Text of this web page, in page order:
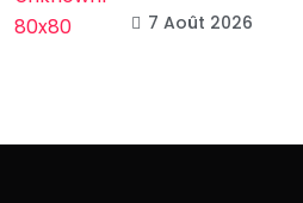
7 Août 2026